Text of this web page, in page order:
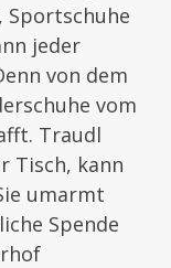
Sportschuhe
jeder
von dem
vom
Traudl
Tisch, kann
umarmt
Spende